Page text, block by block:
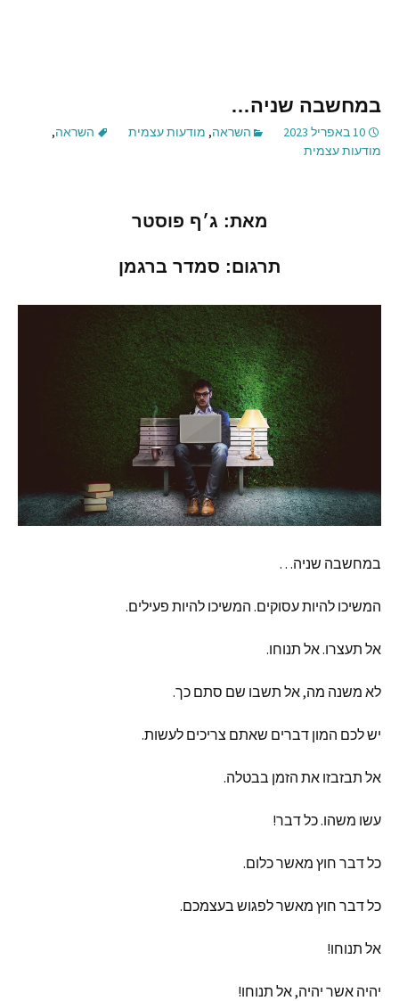
במחשבה שניה…
10 באפריל 2023 השראה, מודעות עצמית השראה,
מודעות עצמית
מאת: ג׳ף פוסטר
תרגום: סמדר ברגמן
במחשבה שניה…
המשיכו להיותעסוקים. המשיכו להיות פעילים.
אל תעצרו.אל תנוחו.
לא משנה מה,אל תשבו שם סתם כך.
ישלכם המון דברים שאתם צריכים לעשות.
אל תבזבזו את הזמן בבטלה.
עשו משהו.כלדבר!
כלדבר חוץ מאשרכלום.
כלדבר חוץ מאשרלפגוש בעצמכם.
אל תנוחו!
יהיה אשר יהיה,אל תנוחו!